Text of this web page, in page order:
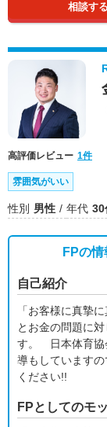
相談する
高評価レビュー 1件
雰囲気がいい
性別 男性 年代 30
FPの情
自己紹介
「お客様に真摯
とお金の問題に
す。 日本体育協
導もしています
ください!!
FPとしてのモ